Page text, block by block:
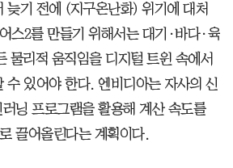
늦기 전에 (지구온난화) 위기에 대처
스2를 만들기 위해서는 대기·바다·육
물리적 움직임을 디지털 트윈 속에서
수 있어야 한다. 엔비디아는 자사의 신
닝 프로그램을 활용해 계산 속도를
끌어올린다는 계획이다.